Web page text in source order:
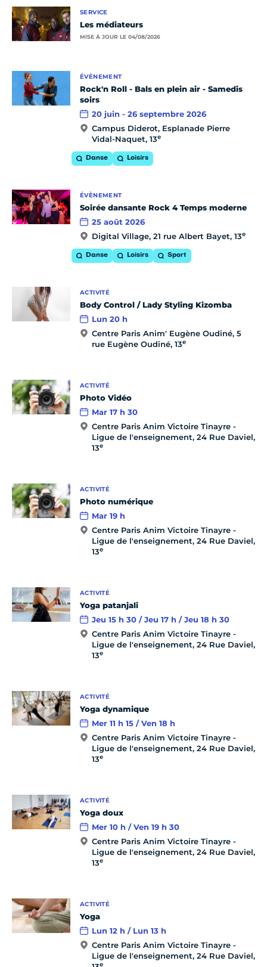
SERVICE
Les médiateurs
MISE À JOUR LE 04/08/2026
ÉVÈNEMENT
Rock'n Roll - Bals en plein air - Samedis
soirs
20 juin - 26 septembre 2026
Campus Diderot, Esplanade Pierre
Vidal-Naquet, 13e
Danse Loisirs
ÉVÈNEMENT
Soirée dansante Rock 4 Temps moderne
25 août 2026
Digital Village, 21 rue Albert Bayet, 13e
Danse Loisirs Sport
ACTIVITÉ
Body Control / Lady Styling Kizomba
Lun 20 h
Centre Paris Anim' Eugène Oudiné, 5
rue Eugène Oudiné, 13e
ACTIVITÉ
Photo Vidéo
Mar 17 h 30
Centre Paris Anim Victoire Tinayre -
Ligue de l'enseignement, 24 Rue Daviel,
13e
ACTIVITÉ
Photo numérique
Mar 19 h
Centre Paris Anim Victoire Tinayre -
Ligue de l'enseignement, 24 Rue Daviel,
13e
ACTIVITÉ
Yoga patanjali
Jeu 15 h 30 / Jeu 17 h / Jeu 18 h 30
Centre Paris Anim Victoire Tinayre -
Ligue de l'enseignement, 24 Rue Daviel,
13e
ACTIVITÉ
Yoga dynamique
Mer 11 h 15 / Ven 18 h
Centre Paris Anim Victoire Tinayre -
Ligue de l'enseignement, 24 Rue Daviel,
13e
ACTIVITÉ
Yoga doux
Mer 10 h / Ven 19 h 30
Centre Paris Anim Victoire Tinayre -
Ligue de l'enseignement, 24 Rue Daviel,
13e
ACTIVITÉ
Yoga
Lun 12 h / Lun 13 h
Centre Paris Anim Victoire Tinayre -
Ligue de l'enseignement, 24 Rue Daviel,
e